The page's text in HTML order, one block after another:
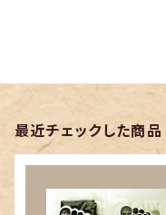
最近チェックした商品